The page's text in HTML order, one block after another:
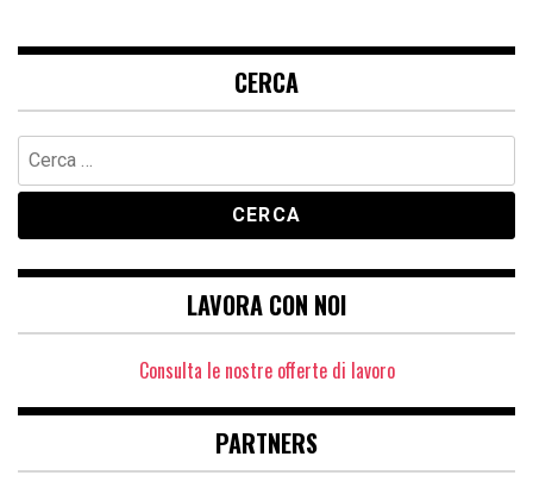
CERCA
Ricerca
per:
LAVORA CON NOI
Consulta le nostre offerte di lavoro
PARTNERS